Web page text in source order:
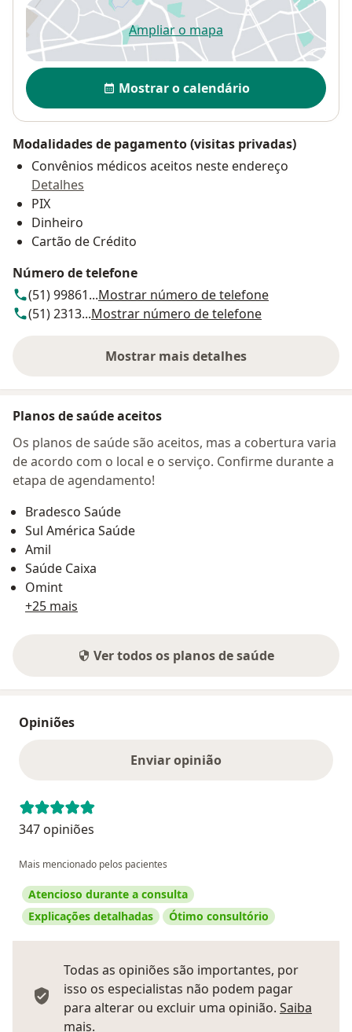
Ampliar o mapaabre num novo separador
Disponibilidade
Mostrar o calendário
Modalidades de pagamento (visitas privadas)
Convênios médicos aceitos neste endereço
Detalhes
PIX
Dinheiro
Cartão de Crédito
Número de telefone
(51) 99861...Mostrar número de telefone
(51) 2313...Mostrar número de telefone
Mostrar mais detalhes
sobre o endereço
Planos de saúde aceitos
Os planos de saúde são aceitos, mas a cobertura varia
de acordo com o local e o serviço. Confirme durante a
etapa de agendamento!
Bradesco Saúde
Sul América Saúde
Amil
Saúde Caixa
Omint
+25 mais
Ver todos os planos de saúde
Opiniões
Enviar opinião
347 opiniões
Mais mencionado pelos pacientes
Atencioso durante a consulta
Explicações detalhadas
Ótimo consultório
Todas as opiniões são importantes, por
isso os especialistas não podem pagar
para alterar ou excluir uma opinião. Saiba
mais.